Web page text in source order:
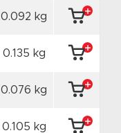
0.092 kg
0.135 kg
0.076 kg
0.105 kg